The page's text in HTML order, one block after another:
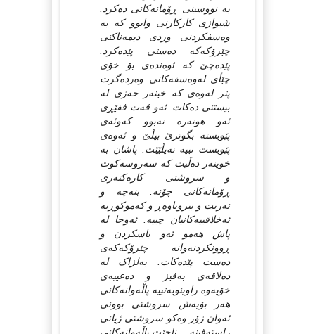
به‌ نووسینی ڕۆمانه‌کانی ده‌کرد.
شیوازی کارکارنی وابوو که‌ به‌
وه‌سفکردنی وردی دیمه‌ناکنی
چێرۆکه‌که‌ ده‌ستی پێده‌کرد.
پێده‌چێ که‌ ئوه‌نده‌ی بۆ خۆی
چێأی له‌وه‌سفه‌کانی وه‌رده‌گرت
پتر له‌وه‌ی که‌ خینه‌ر حه‌زی له‌
بیستنی ده‌کات. ئه‌و قه‌ت ففێڕی
ئه‌و هونه‌ره‌ نه‌بوو که‌وئه‌ی
پێویسته‌ بگوترێ بیڵێ و ئه‌وه‌ی
پێویست نییه‌ نه‌یڵێێت. پاشان به‌
خوینه‌ر ده‌ڵیت که‌ سه‌روسه‌کوت
و سروشتی کاره‌کته‌ری
ڕۆمانه‌کانی چۆنه‌. بنه‌چه‌ و
نه‌ریت و بیروباوه‌ڕ و که‌موکوڕیه‌
ئه‌خلاقییه‌کانیان چییه‌. ئه‌وجا له‌
پاش هه‌مو ئه‌و باسکردن و
ڕوونکردنه‌وانه‌ چێرۆکه‌که‌ی
ده‌ست پێده‌کات. به‌لزاک له‌
ده‌لاقه‌ی به‌فیز و ده‌عییه‌ی
خۆیه‌وه‌ راوینویه‌تییه‌ پاڵه‌وانه‌کانی
هه‌ر بۆیه‌ش سروشتی بوونی
ئه‌وان زۆر وه‌کو سروشتی ژیانی